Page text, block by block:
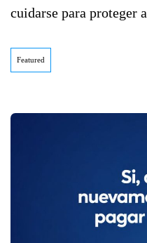
cuidarse para proteger
Featured